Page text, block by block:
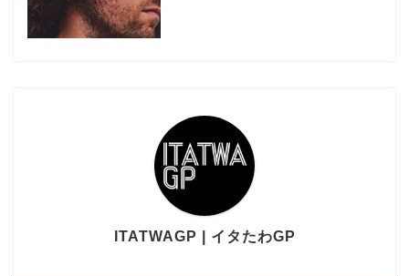
ITATWAGP | イタたわGP